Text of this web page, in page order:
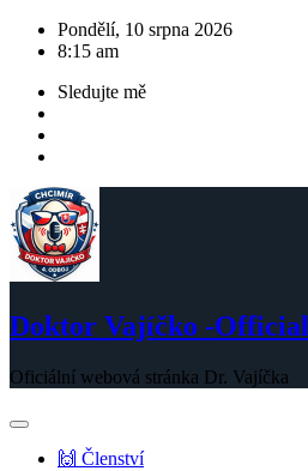
Skip
Pondělí, 10 srpna 2026
8:15 am
Sledujte mě
Doktor Vajíčko -Official
Oficiální webová stránka Dr. Vajíčka
🙌 Členství